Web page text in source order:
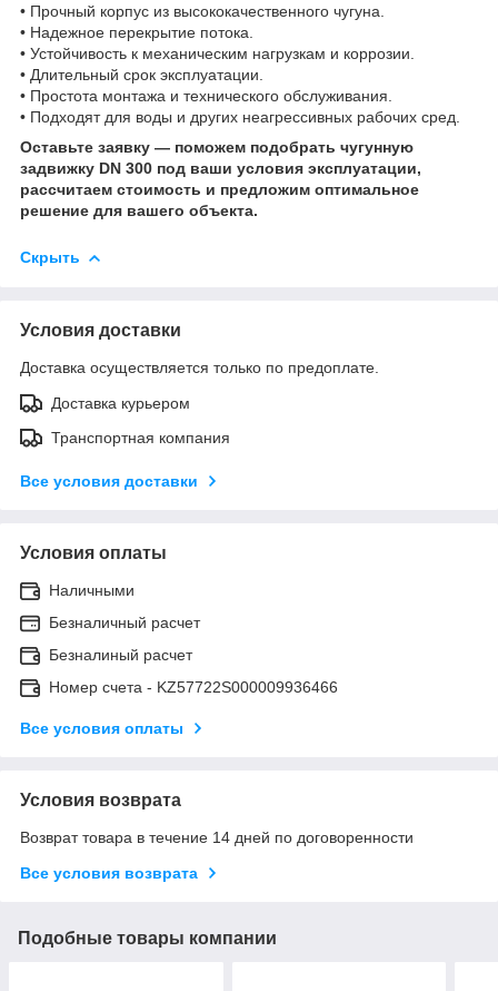
• Прочный корпус из высококачественного чугуна.
• Надежное перекрытие потока.
• Устойчивость к механическим нагрузкам и коррозии.
• Длительный срок эксплуатации.
• Простота монтажа и технического обслуживания.
• Подходят для воды и других неагрессивных рабочих сред.
Оставьте заявку — поможем подобрать чугунную
задвижку DN 300 под ваши условия эксплуатации,
рассчитаем стоимость и предложим оптимальное
решение для вашего объекта.
Скрыть
Условия доставки
Доставка осуществляется только по предоплате.
Доставка курьером
Транспортная компания
Все условия доставки
Условия оплаты
Наличными
Безналичный расчет
Безналиный расчет
Номер счета - KZ57722S000009936466
Все условия оплаты
Условия возврата
Возврат товара в течение 14 дней по договоренности
Все условия возврата
Подобные товары компании